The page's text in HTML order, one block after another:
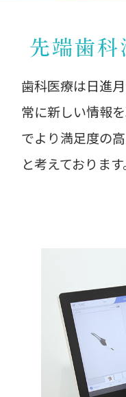
先端歯科
歯科医療は日進月
常に新しい情報
でより満足度の
と考えております